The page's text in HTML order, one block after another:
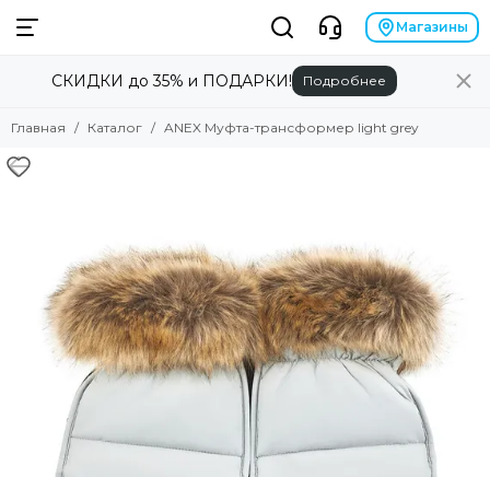
Магазины
СКИДКИ до 35% и ПОДАРКИ! Подробнее
Главная Каталог ANEX Муфта-трансформер light grey